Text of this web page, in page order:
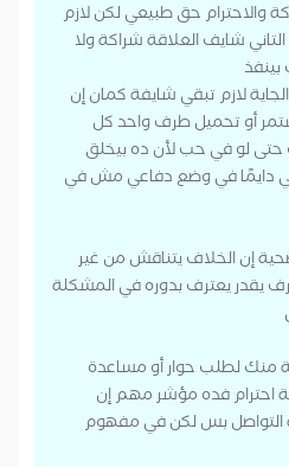
والاحترام حق طبيعي لكن لازم
شايف العلاقة شراكة ولا
لازم تبقي شايفة كمان إن
أو تحميل طرف واحد كل
حتى لو في حب لأن ده بيخلق
دايمًا في وضع دفاعي مش في
إن الخلاف يتناقش من غير
يقدر يعترف بدوره في المشكلة
منك لطلب حوار أو مساعدة
احترام فده مؤشر مهم إن
بس لكن في مفهوم